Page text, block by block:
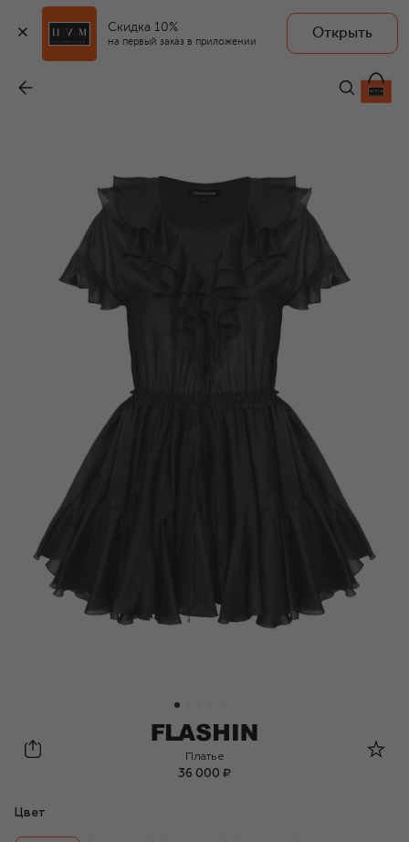
Скидка 10%
на первый заказ в приложении
Открыть
Flashin
Платье
36 000 ₽
Цвет